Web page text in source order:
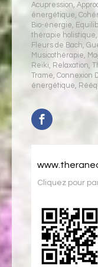
Acupression,
énergétique,
Bio-énergie,
thérapie holistique,
Fleurs de Bach,
Musicothérapie,
Reiki, Relaxation,
Trame, Connexion
énergétique,
Cliquez pour